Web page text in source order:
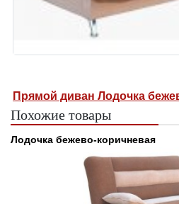
Прямой диван Лодочка
Похожие товары
Лодочка бежево-коричневая